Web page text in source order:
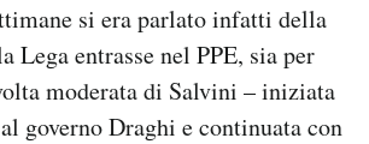
si era parlato infatti della
Lega entrasse nel PPE, sia per
moderata di Salvini – iniziata
governo Draghi e continuata con